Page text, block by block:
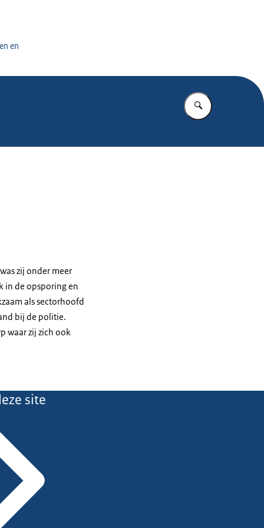
en
Vul in wat u
zij onder meer
in de opsporing en
als sectorhoofd
bij de politie.
waar zij zich ook
site